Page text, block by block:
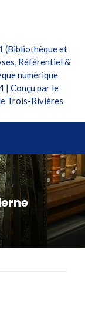
(Bibliothèque et
Référentiel &
numérique
| Conçu par le
Trois-Rivières